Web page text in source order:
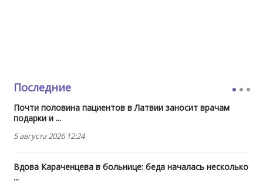
Последние
Почти половина пациентов в Латвии заносит врачам
подарки и ...
5 августа 2026 12:24
Вдова Караченцева в больнице: беда началась несколько
...